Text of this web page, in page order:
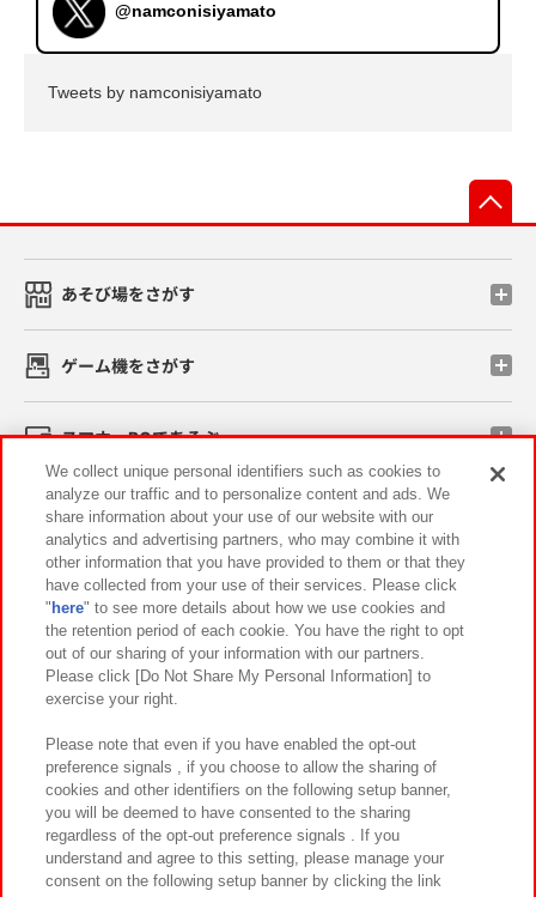
@namconisiyamato
Tweets by namconisiyamato
あそび場をさがす
ゲーム機をさがす
スマホ・PCであそぶ
イベント・キャンペーン
関連会社 サステナビリティ サイトポリシー
プライバシーポリシー ウェブアクセシビリティ方針と検証結果
お取引先さまとともに
カスタマーハラスメント対応方針 よくあるご質問・お問い合わせ
We collect unique personal identifiers such as cookies to
analyze our traffic and to personalize content and ads. We
share information about your use of our website with our
analytics and advertising partners, who may combine it with
other information that you have provided to them or that they
have collected from your use of their services. Please click
" here" to see more details about how we use cookies and
the retention period of each cookie. You have the right to opt
out of our sharing of your information with our partners.
Please click [Do Not Share My Personal Information] to
exercise your right.
Please note that even if you have enabled the opt-out
preference signals , if you choose to allow the sharing of
cookies and other identifiers on the following setup banner,
you will be deemed to have consented to the sharing
regardless of the opt-out preference signals . If you
understand and agree to this setting, please manage your
consent on the following setup banner by clicking the link